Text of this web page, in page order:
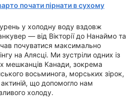
почати пірнати в сухому
у холодну воду вздовж
— від Вікторії до Нанаймо та
почуватися максимально
на Алясці. Ми зустріли одних із
мешканців Канади, зокрема
восьминога, морських зірок,
що допомогло нам
холоду.